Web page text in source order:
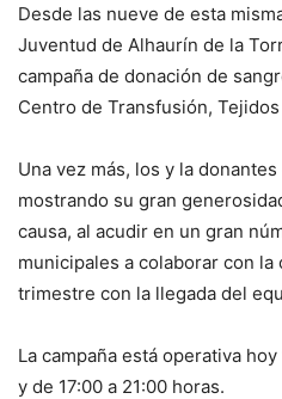
Desde las nueve de esta
Juventud de Alhaurín de la
campaña de donación de
Centro de Transfusión,
Una vez más, los y la
mostrando su gran
causa, al acudir en un gran
municipales a colaborar con
trimestre con la llegada del
La campaña está operativa
y de 17:00 a 21:00 horas.